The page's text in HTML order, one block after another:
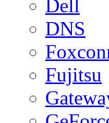
Dell
DNS
Fujitsu